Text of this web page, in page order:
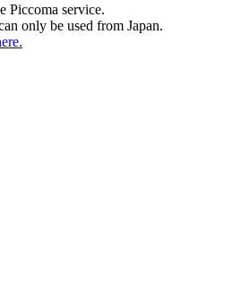
Piccoma service.
only be used from Japan.